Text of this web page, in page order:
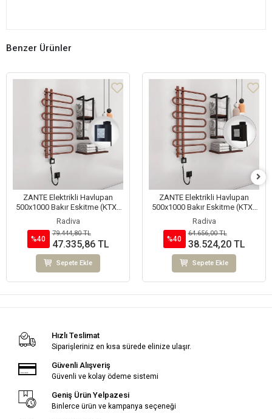
Benzer Ürünler
ZANTE Elektrikli Havlupan
500x1000 Bakır Eskitme (KTX4
Termostat) 200W Spiral Kablolu
Radiva
%40
79.444,80 TL
47.335,86 TL
Sepete Ekle
ZANTE Elektrikli Havlupan
500x1000 Bakır Eskitme (KTX1
Termostat) 200W Spiral Kablolu
Radiva
%40
64.656,00 TL
38.524,20 TL
Sepete Ekle
Hızlı Teslimat
Siparişleriniz en kısa sürede elinize ulaşır.
Güvenli Alışveriş
Güvenli ve kolay ödeme sistemi
Geniş Ürün Yelpazesi
Binlerce ürün ve kampanya seçeneği